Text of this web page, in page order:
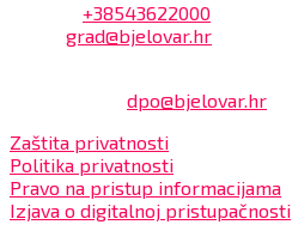
+38543622000
grad@bjelovar.hr
dpo@bjelovar.hr
Zaštita privatnosti
Politika privatnosti
Pravo na pristup informacijama
Izjava o digitalnoj pristupačnosti